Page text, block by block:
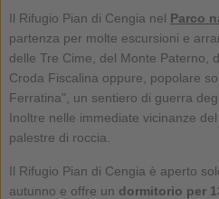
Il Rifugio Pian di Cengia nel Parco
partenza per molte escursioni e
delle Tre Cime, del Monte Paterno,
Croda Fiscalina oppure, popolare
Ferratina", un sentiero di guerra
Inoltre nelle immediate vicinanze
palestre di roccia.
Il Rifugio Pian di Cengia è aperto
autunno e offre un dormitorio per